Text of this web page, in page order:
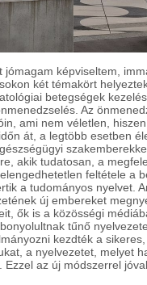
képviseltem,
két témakört
betegségek
Az
ami nem véletlen,
át, a legtöbb esetben
akik tudatosan, a
feltétele a
a tudományos nyelvet.
új embereket
ők is a közösségi
tűnő
kezdték a
a nyelvezetet, melyet
az új módszerrel